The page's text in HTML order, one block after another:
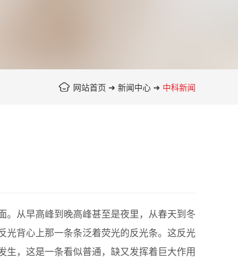
网站首页 ➜ 新闻中心 ➜ 中科新闻
从早高峰到晚高峰甚至是夜里，从春天到冬
光背心上那一条条泛着荧光的反光条。这反光
，这是一条看似普通，缺又发挥着巨大作用